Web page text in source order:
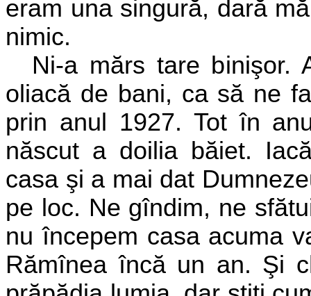
eram una singură, dară
nimic.
Ni-a mărs tare binişor.
oliacă de bani, ca să ne
prin anul 1927. Tot în
născut a doilia băiet.
casa şi a mai dat
pe loc. Ne gîndim, ne
nu începem casa acuma
Rămînea încă un an. Şi